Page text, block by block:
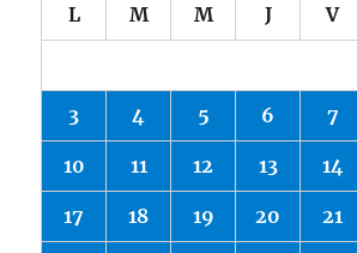
L M M J V
3 4 5 6 7
10 11 12 13 14
17 18 19 20 21